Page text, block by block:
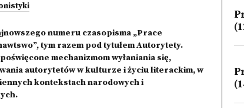
numeru czasopisma „Prace
tym razem pod tytułem Autorytety.
mechanizmom wyłaniania się,
autorytetów w kulturze i życiu literackim, w
kontekstach narodowych i